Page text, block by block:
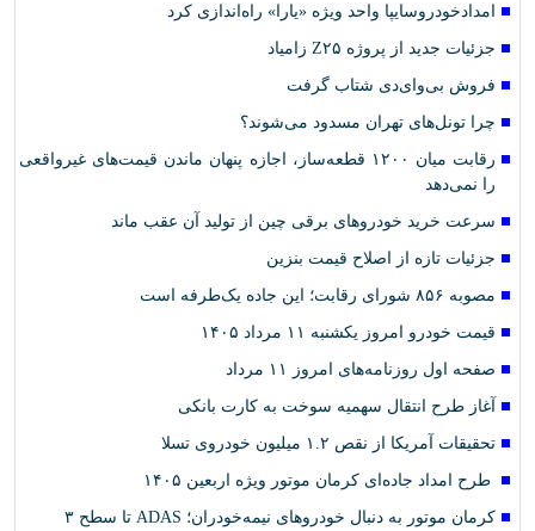
امدادخودروسایپا واحد ویژه «یارا» راه‌اندازی کرد
جزئیات جدید از پروژه Z۲۵ زامیاد
فروش بی‌وای‌دی شتاب گرفت
چرا تونل‌های تهران مسدود می‌شوند؟
رقابت میان ۱۲۰۰ قطعه‌ساز، اجازه پنهان ماندن قیمت‌های غیرواقعی
را نمی‌دهد
سرعت خرید خودروهای برقی چین از تولید آن عقب ماند
جزئیات تازه از اصلاح قیمت بنزین
مصوبه ۸۵۶ شورای رقابت؛ این جاده یک‌طرفه است
قیمت خودرو امروز یکشنبه ۱۱ مرداد ۱۴۰۵
صفحه اول روزنامه‌های امروز ۱۱ مرداد
آغاز طرح انتقال سهمیه سوخت به کارت بانکی
تحقیقات آمریکا از نقص ۱.۲ میلیون خودروی تسلا
طرح امداد جاده‌ای کرمان موتور ویژه اربعین ۱۴۰۵
کرمان موتور به دنبال خودروهای نیمه‌خودران؛ ADAS تا سطح ۳